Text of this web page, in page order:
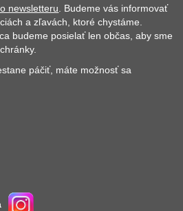
newsletteru . Budeme vás informovať
a zľavách, ktoré chystáme.
budeme posielať len občas, aby sme
páčiť, máte možnosť sa